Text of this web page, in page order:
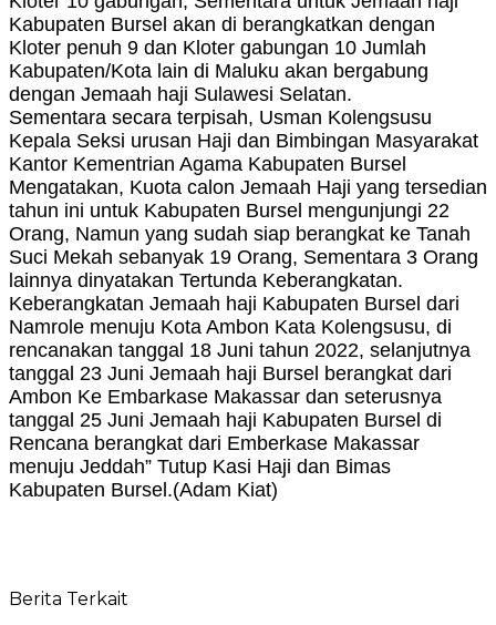
Kabupaten Bursel akan di berangkatkan dengan
Kloter penuh 9 dan Kloter gabungan 10 Jumlah
Kabupaten/Kota lain di Maluku akan bergabung
dengan Jemaah haji Sulawesi Selatan.
Sementara secara terpisah, Usman Kolengsusu
Kepala Seksi urusan Haji dan Bimbingan Masyarakat
Kantor Kementrian Agama Kabupaten Bursel
Mengatakan, Kuota calon Jemaah Haji yang tersedian
tahun ini untuk Kabupaten Bursel mengunjungi 22
Orang, Namun yang sudah siap berangkat ke Tanah
Suci Mekah sebanyak 19 Orang, Sementara 3 Orang
lainnya dinyatakan Tertunda Keberangkatan.
Keberangkatan Jemaah haji Kabupaten Bursel dari
Namrole menuju Kota Ambon Kata Kolengsusu, di
rencanakan tanggal 18 Juni tahun 2022, selanjutnya
tanggal 23 Juni Jemaah haji Bursel berangkat dari
Ambon Ke Embarkase Makassar dan seterusnya
tanggal 25 Juni Jemaah haji Kabupaten Bursel di
Rencana berangkat dari Emberkase Makassar
menuju Jeddah” Tutup Kasi Haji dan Bimas
Kabupaten Bursel.(Adam Kiat)
Berita Terkait